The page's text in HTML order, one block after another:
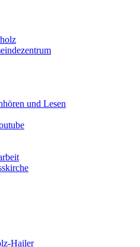
und Lesen